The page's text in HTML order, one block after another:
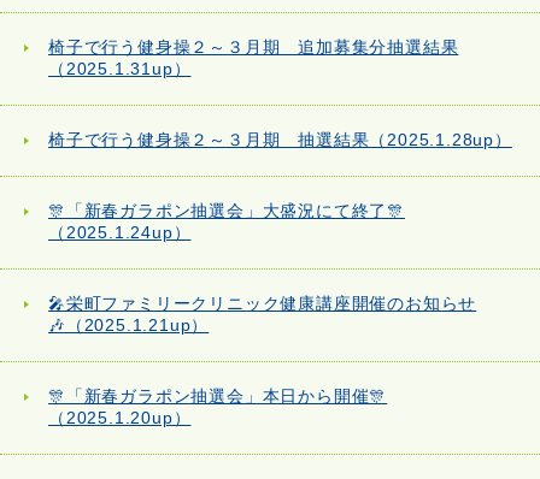
椅子で行う健身操２～３月期 追加募集分抽選結果
（2025.1.31up）
椅子で行う健身操２～３月期 抽選結果（2025.1.28up）
🎊「新春ガラポン抽選会」大盛況にて終了🎊
（2025.1.24up）
🎤栄町ファミリークリニック健康講座開催のお知らせ
🎶（2025.1.21up）
🎊「新春ガラポン抽選会」本日から開催🎊
（2025.1.20up）